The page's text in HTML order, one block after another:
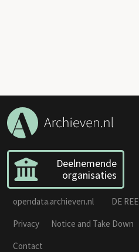
Deelnemende
organisaties
opendata.archieven.nl DE REE
Privacy
Notice and Take Down
Contact